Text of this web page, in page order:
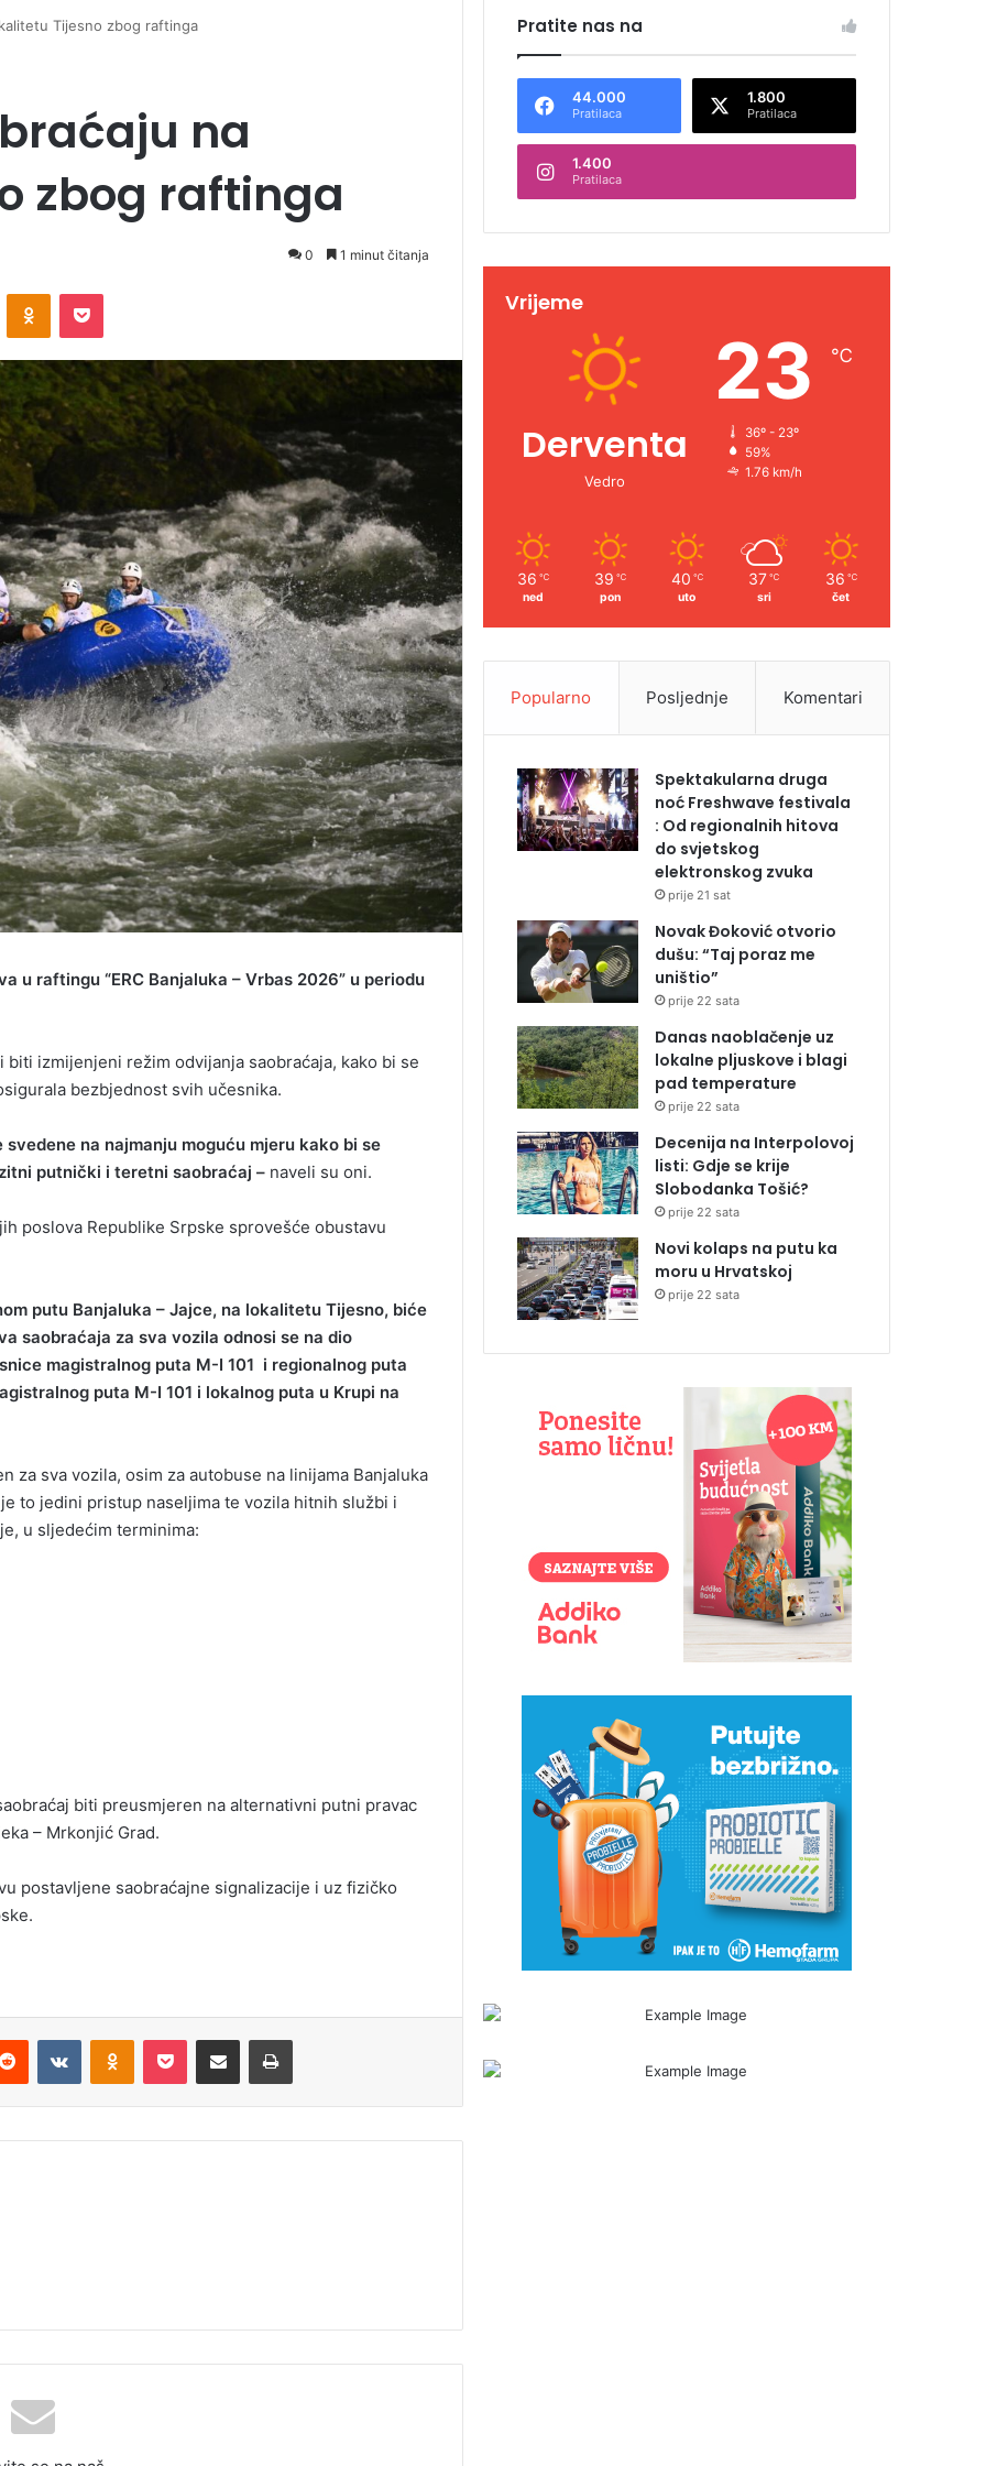
Tijesno zbog raftinga
na
zbog raftinga
0 1 minut čitanja
u raftingu “ERC Banjaluka – Vrbas 2026” u periodu
izmijenjeni režim odvijanja saobraćaja, kako bi se
bezbjednost svih učesnika.
na najmanju moguću mjeru kako bi se
putnički i teretni saobraćaj – naveli su oni.
poslova Republike Srpske sprovešće obustavu
putu Banjaluka – Jajce, na lokalitetu Tijesno, biće
saobraćaja za sva vozila odnosi se na dio
magistralnog puta M-I 101 i regionalnog puta
puta M-I 101 i lokalnog puta u Krupi na
za sva vozila, osim za autobuse na linijama Banjaluka
to jedini pristup naseljima te vozila hitnih službi i
u sljedećim terminima:
biti preusmjeren na alternativni putni pravac
– Mrkonjić Grad.
postavljene saobraćajne signalizacije i uz fizičko
Pratite nas na
44.000
Pratilaca
1.800
Pratilaca
1.400
Pratilaca
Vrijeme
Derventa
Vedro
23 ℃
36º - 23º
59%
1.76 km/h
36 ℃
ned
39 ℃
pon
40 ℃
uto
37 ℃
sri
36 ℃
čet
Popularno Posljednje Komentari
Spektakularna druga
noć Freshwave festivala
: Od regionalnih hitova
do svjetskog
elektronskog zvuka
prije 21 sat
Novak Đoković otvorio
dušu: “Taj poraz me
uništio”
prije 22 sata
Danas naoblačenje uz
lokalne pljuskove i blagi
pad temperature
prije 22 sata
Decenija na Interpolovoj
listi: Gdje se krije
Slobodanka Tošić?
prije 22 sata
Novi kolaps na putu ka
moru u Hrvatskoj
prije 22 sata